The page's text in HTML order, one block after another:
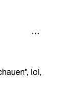
lol,